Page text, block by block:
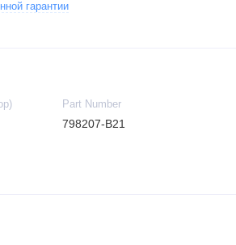
гарантии
Part Number
798207-B21